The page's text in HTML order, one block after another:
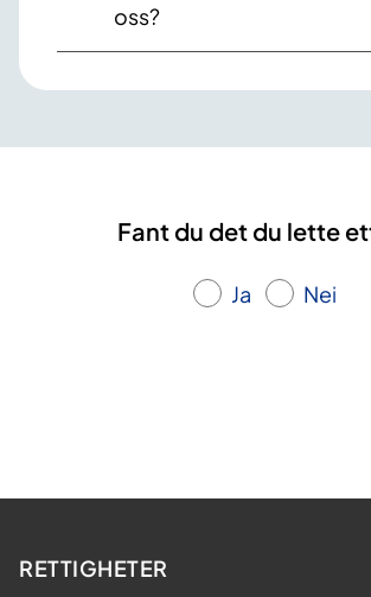
oss?
Fant du det du lette
Ja Nei
RETTIGHETER